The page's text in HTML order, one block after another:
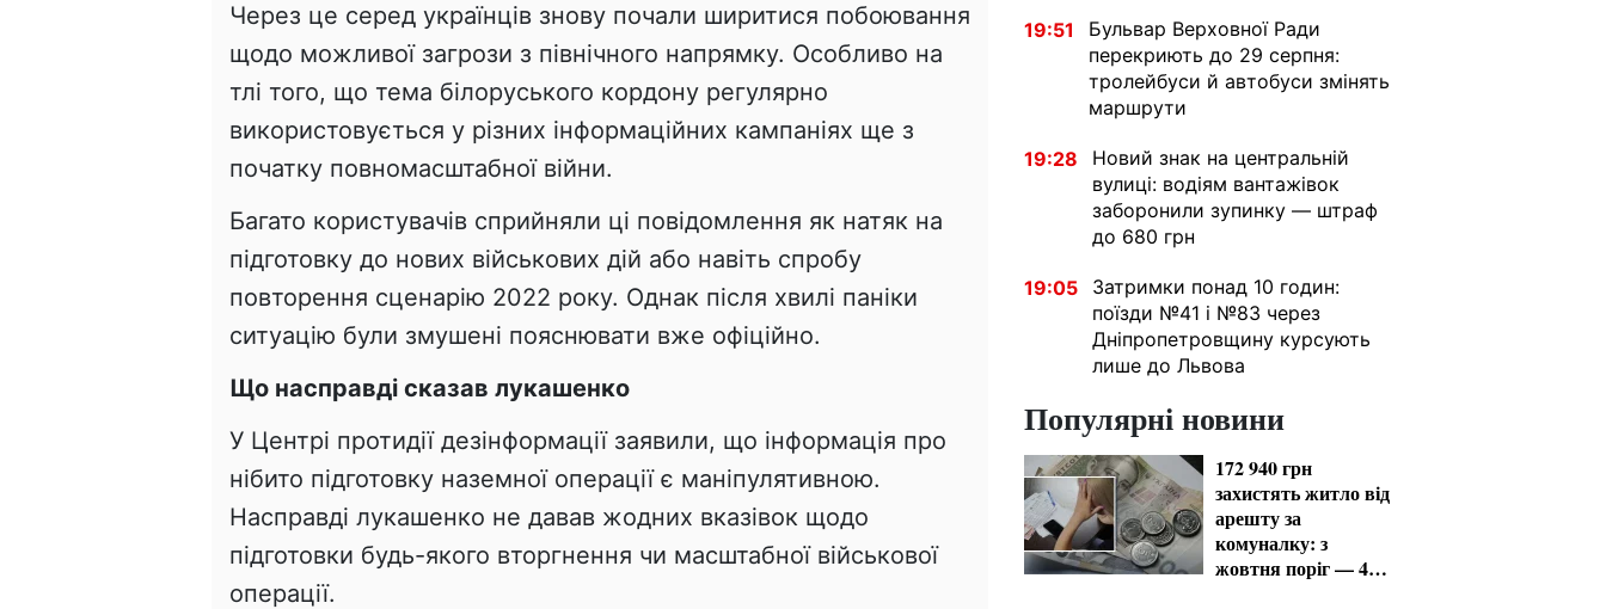
Через це серед українців знову почали ширитися побоювання
щодо можливої загрози з північного напрямку. Особливо на
тлі того, що тема білоруського кордону регулярно
використовується у різних інформаційних кампаніях ще з
початку повномасштабної війни.
Багато користувачів сприйняли ці повідомлення як натяк на
підготовку до нових військових дій або навіть спробу
повторення сценарію 2022 року. Однак після хвилі паніки
ситуацію були змушені пояснювати вже офіційно.
Що насправді сказав лукашенко
У Центрі протидії дезінформації заявили, що інформація про
нібито підготовку наземної операції є маніпулятивною.
Насправді лукашенко не давав жодних вказівок щодо
підготовки будь-якого вторгнення чи масштабної військової
операції.
19:51
Бульвар Верховної Ради
перекриють до 29 серпня:
тролейбуси й автобуси змінять
маршрути
19:28
Новий знак на центральній
вулиці: водіям вантажівок
заборонили зупинку — штраф
до 680 грн
19:05
Затримки понад 10 годин:
поїзди №41 і №83 через
Дніпропетровщину курсують
лише до Львова
Популярні новини
172 940 грн
захистять житло від
арешту за
комуналку: з
жовтня поріг — 432